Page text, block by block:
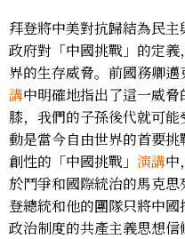
拜登將中美對抗歸結為民
政府對「中國挑戰」的定
界的生存威脅。前國務卿
講中明確地指出了這一威
膝，我們的子孫後代就可
動是當今自由世界的首要
創性的「中國挑戰」 演講中
於鬥爭和國際統治的馬克
登總統和他的團隊只將中
政治制度的共產主義思想信